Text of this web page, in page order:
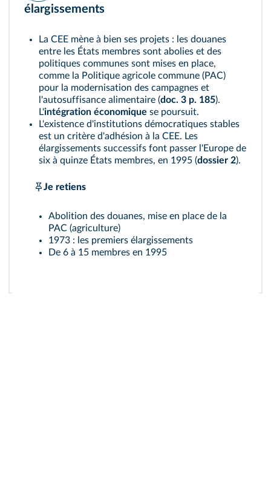
élargissements
La CEE mène à bien ses projets : les douanes
entre les États membres sont abolies et des
politiques communes sont mises en place,
comme la Politique agricole commune (PAC)
pour la modernisation des campagnes et
l'autosuffisance alimentaire (doc. 3 p. 185).
L'intégration économique se poursuit.
L'existence d'institutions démocratiques stables
est un critère d'adhésion à la CEE. Les
élargissements successifs font passer l'Europe de
six à quinze États membres, en 1995 (dossier 2).
Je retiens
Abolition des douanes, mise en place de la
PAC (agriculture)
1973 : les premiers élargissements
De 6 à 15 membres en 1995